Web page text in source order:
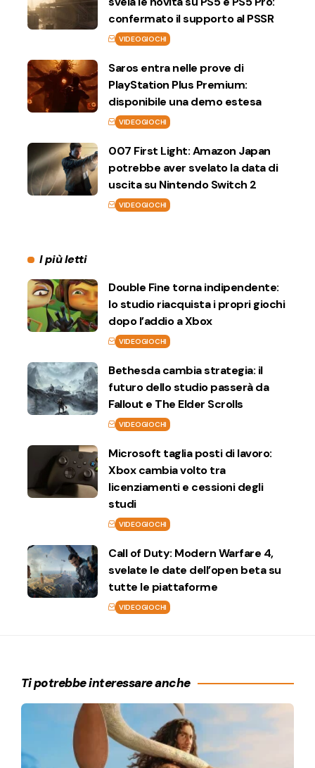
confermato il supporto al PSSR
VIDEOGIOCHI
Saros entra nelle prove di
PlayStation Plus Premium:
disponibile una demo estesa
VIDEOGIOCHI
007 First Light: Amazon Japan
potrebbe aver svelato la data di
uscita su Nintendo Switch 2
VIDEOGIOCHI
I più letti
Double Fine torna indipendente:
lo studio riacquista i propri giochi
dopo l’addio a Xbox
VIDEOGIOCHI
Bethesda cambia strategia: il
futuro dello studio passerà da
Fallout e The Elder Scrolls
VIDEOGIOCHI
Microsoft taglia posti di lavoro:
Xbox cambia volto tra
licenziamenti e cessioni degli
studi
VIDEOGIOCHI
Call of Duty: Modern Warfare 4,
svelate le date dell’open beta su
tutte le piattaforme
VIDEOGIOCHI
Ti potrebbe interessare anche